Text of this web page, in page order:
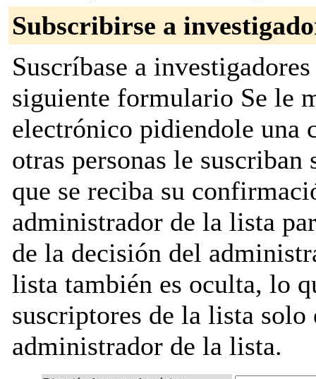
Subscribirse a
Suscríbase a
siguiente formulario Se le
electrónico pidiendole una
otras personas le
que se reciba su
administrador de la lista
de la decisión del
lista también es oculta, lo
suscriptores de la lista
administrador de la lista.